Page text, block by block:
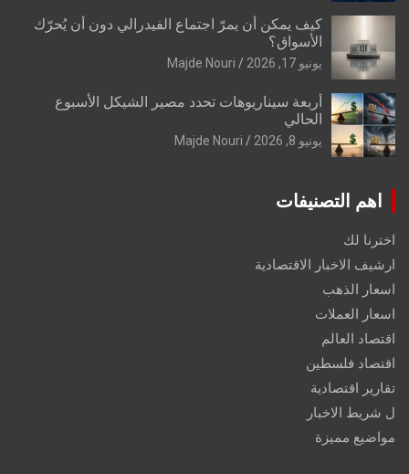
كيف يمكن أن يمرّ اجتماع الفيدرالي دون أن يُحرّك
الأسواق؟
يونيو 17, 2026 Majde Nouri
أربعة سيناريوهات تحدد مصير الشيكل الأسبوع
الحالي
يونيو 8, 2026 Majde Nouri
اهم التصنيفات
اخترنا لك
ارشيف الاخبار الاقتصادية
اسعار الذهب
اسعار العملات
اقتصاد العالم
اقتصاد فلسطين
تقارير اقتصادية
ل شريط الاخبار
مواضيع مميزة